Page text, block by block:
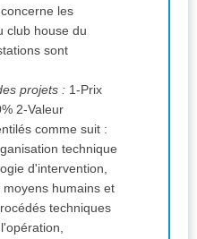
les
club house du
sont
projets : 1-Prix
comme suit :
technique
d'intervention,
humains et
techniques